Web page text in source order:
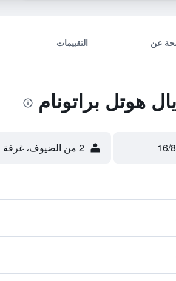
عن التقييمات
هوتل براتونام
2 من الضيوف، غرفة واحدة